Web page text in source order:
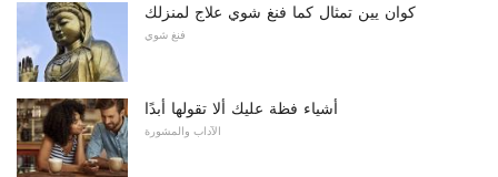
كوان يين تمثال كما فنغ شوي علاج لمنزلك
فنغ شوي
أشياء فظة عليك ألا تقولها أبدًا
الآداب والمشورة